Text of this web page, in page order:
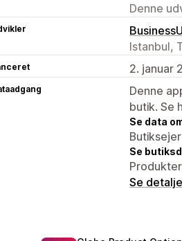
Denne
Istanbul,
2. januar
Denne
butik. Se
Se data
Butiksejer
Se
Produkter
Se